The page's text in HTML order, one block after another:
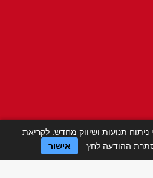
Click a Table
תנועות ושיווק מחדש. לקריאת
ההודעה לחץ אישור